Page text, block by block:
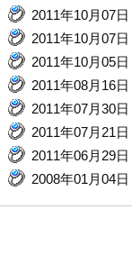
2011年10月07
2011年10月07
2011年10月05
2011年08月16
2011年07月30
2011年07月21
2011年06月29
2008年01月04